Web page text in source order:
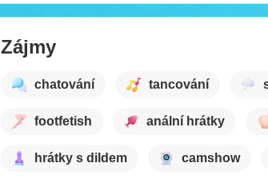
Zájmy
chatování tancování
footfetish anální hrátky
hrátky s dildem camshow